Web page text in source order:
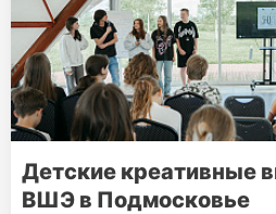
Детские креативные
ВШЭ в Подмосковье